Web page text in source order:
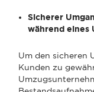
Sicherer
während eines
Um den sicheren
Kunden zu